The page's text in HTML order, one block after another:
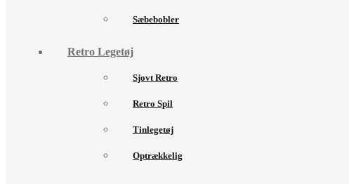
Sæbebobler
Retro Legetøj
Sjovt Retro
Retro Spil
Tinlegetøj
Optrækkelig